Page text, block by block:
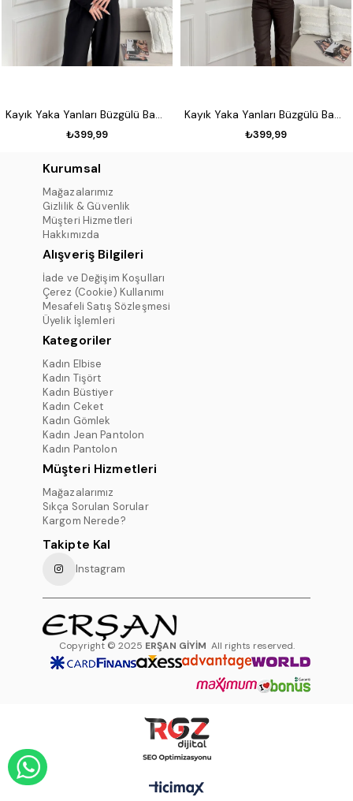
₺399,99 ₺399,99
Kurumsal
Mağazalarımız
Gizlilik & Güvenlik
Müşteri Hizmetleri
Hakkımızda
Alışveriş Bilgileri
İade ve Değişim Koşulları
Çerez (Cookie) Kullanımı
Mesafeli Satış Sözleşmesi
Üyelik İşlemleri
Kategoriler
Kadın Elbise
Kadın Tişört
Kadın Büstiyer
Kadın Ceket
Kadın Gömlek
Kadın Jean Pantolon
Kadın Pantolon
Müşteri Hizmetleri
Mağazalarımız
Sıkça Sorulan Sorular
Kargom Nerede?
Takipte Kal
Instagram
Copyright © 2025 ERŞAN GİYİM All rights reserved.